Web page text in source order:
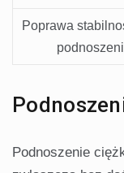
Poprawa
Podnoszenie